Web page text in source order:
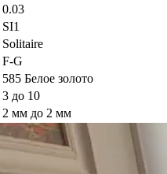
0.03
SI1
Solitaire
F-G
585 Белое золото
3 до 10
2 мм до 2 мм